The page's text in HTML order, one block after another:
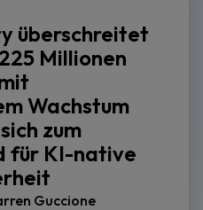
überschreitet
Millionen
Wachstum
zum
für KI-native
Guccione